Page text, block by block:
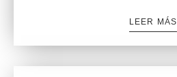
LEER MÁS